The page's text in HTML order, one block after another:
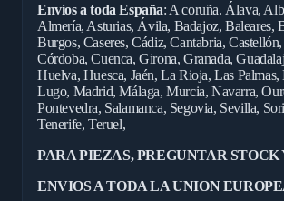
Envíos a toda España: A coruña. Álava,
Almería, Asturias, Ávila, Badajoz, Baleares,
Burgos, Caseres, Cádiz, Cantabria,
Córdoba, Cuenca, Girona, Granada,
Huelva, Huesca, Jaén, La Rioja, Las
Lugo, Madrid, Málaga, Murcia, Navarra,
Pontevedra, Salamanca, Segovia, Sevilla,
Tenerife, Teruel,
PARA PIEZAS, PREGUNTAR STOCK
ENVIOS A TODA LA UNION